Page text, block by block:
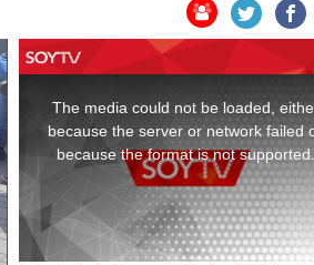
window.
The media could not be loaded,
because the server or network failed
because the format is not supported.